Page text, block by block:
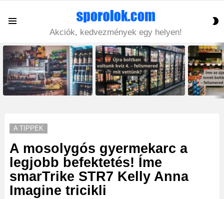
Akciók, kedvezmények egy helyen!
LATEST
STORIES
A TIPPEK
A mosolygós gyermekarc a
legjobb befektetés! Íme
smarTrike STR7 Kelly Anna
Imagine tricikli